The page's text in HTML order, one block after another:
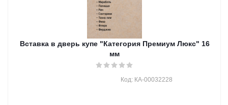
Вставка в дверь купе "Категория Премиум Люкс" 16
мм
Код: КА-00032228